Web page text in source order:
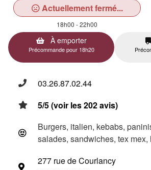
Actuellement fermé...
18h00 - 22h00
À emporter
Précommande pour 18h20
03.26.87.02.44
5/5 (voir les 202 avis)
Burgers, italien, kebabs,
salades, sandwiches, tex mex,
277 rue de Courlancy